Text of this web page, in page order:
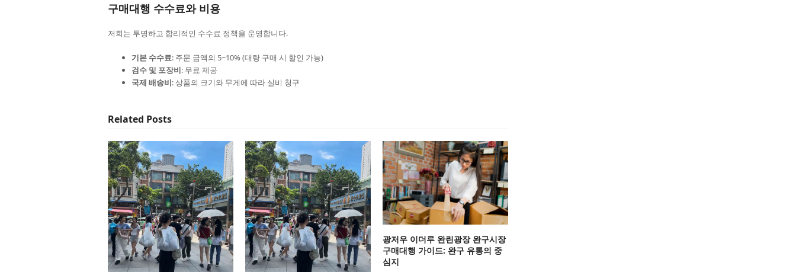
구매대행 수수료와 비용
저희는 투명하고 합리적인 수수료 정책을 운영합니다.
기본 수수료: 주문 금액의 5~10% (대량 구매 시 할인 가능)
검수 및 포장비: 무료 제공
국제 배송비: 상품의 크기와 무게에 따라 실비 청구
Related Posts
광저우 이더루 완린광장 완구시장
구매대행 가이드: 완구 유통의 중
심지